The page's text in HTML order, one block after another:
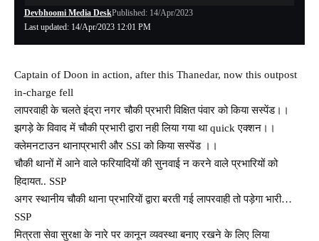
Last updated: 14/Apr/2023 12:01 PM
Devbhoomi Media DeskPublished: 14/Apr/2023
Captain of Doon in action, after this Thanedar, now this outpost
in-charge fell
लापरवाही के चलते इंद्रा नगर चौकी प्रभारी विक्षित पंवार को किया सस्पेंड।।
झगड़े के विवाद में चौकी प्रभारी द्वारा नही लिया गया था quick एक्शन।।
क्लेमनटाउन थानाप्रभारी और SSI को किया सस्पेंड ।।
चौकी थानों में आने वाले फरियादियों की सुनवाई न करने वाले प्रभारियों को
हिदायत.. SSP
अगर स्थानीय चौकी थाना प्रभारियों द्वारा बरती गई लापरवाही तो पड़ेगा भारी…
SSP
मित्रता सेवा सुरक्षा के नारे पर कानून व्यवस्था बनाए रखने के लिए लिया